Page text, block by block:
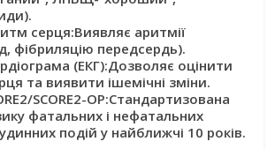
серця:Виявляє аритмії
фібриляцію передсердь).
(ЕКГ):Дозволяє оцінити
та виявити ішемічні зміни.
SCORE2-OP:Стандартизована
фатальних і нефатальних
подій у найближчі 10 років.